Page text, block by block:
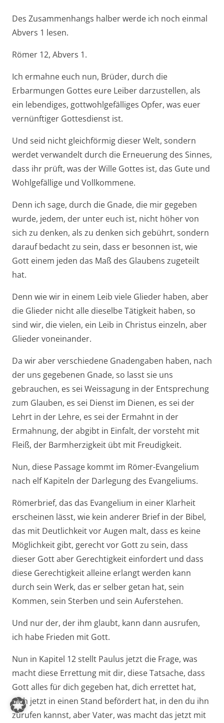
Des Zusammenhangs halber werde ich noch einmal
Abvers 1 lesen.
Römer 12, Abvers 1.
Ich ermahne euch nun, Brüder, durch die
Erbarmungen Gottes eure Leiber darzustellen, als
ein lebendiges, gottwohlgefälliges Opfer, was euer
vernünftiger Gottesdienst ist.
Und seid nicht gleichförmig dieser Welt, sondern
werdet verwandelt durch die Erneuerung des Sinnes,
dass ihr prüft, was der Wille Gottes ist, das Gute und
Wohlgefällige und Vollkommene.
Denn ich sage, durch die Gnade, die mir gegeben
wurde, jedem, der unter euch ist, nicht höher von
sich zu denken, als zu denken sich gebührt, sondern
darauf bedacht zu sein, dass er besonnen ist, wie
Gott einem jeden das Maß des Glaubens zugeteilt
hat.
Denn wie wir in einem Leib viele Glieder haben, aber
die Glieder nicht alle dieselbe Tätigkeit haben, so
sind wir, die vielen, ein Leib in Christus einzeln, aber
Glieder voneinander.
Da wir aber verschiedene Gnadengaben haben, nach
der uns gegebenen Gnade, so lasst sie uns
gebrauchen, es sei Weissagung in der Entsprechung
zum Glauben, es sei Dienst im Dienen, es sei der
Lehrt in der Lehre, es sei der Ermahnt in der
Ermahnung, der abgibt in Einfalt, der vorsteht mit
Fleiß, der Barmherzigkeit übt mit Freudigkeit.
Nun, diese Passage kommt im Römer-Evangelium
nach elf Kapiteln der Darlegung des Evangeliums.
Römerbrief, das das Evangelium in einer Klarheit
erscheinen lässt, wie kein anderer Brief in der Bibel,
das mit Deutlichkeit vor Augen malt, dass es keine
Möglichkeit gibt, gerecht vor Gott zu sein, dass
dieser Gott aber Gerechtigkeit einfordert und dass
diese Gerechtigkeit alleine erlangt werden kann
durch sein Werk, das er selber getan hat, sein
Kommen, sein Sterben und sein Auferstehen.
Und nur der, der ihm glaubt, kann dann ausrufen,
ich habe Frieden mit Gott.
Nun in Kapitel 12 stellt Paulus jetzt die Frage, was
macht diese Errettung mit dir, diese Tatsache, dass
Gott alles für dich gegeben hat, dich errettet hat,
dich jetzt in einen Stand befördert hat, in den du ihn
zurufen kannst, aber Vater, was macht das jetzt mit